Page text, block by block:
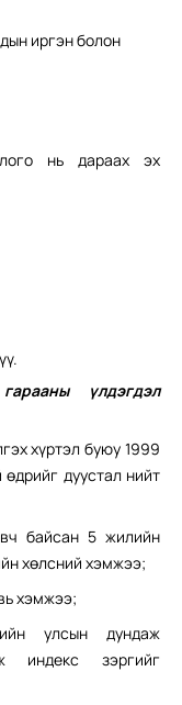
иргэн болон
нь дараах эх
үлдэгдэл
хүртэл буюу 1999
дуустал нийт
байсан 5 жилийн
хөлсний хэмжээ;
хэмжээ;
улсын дундаж
индекс зэргийг